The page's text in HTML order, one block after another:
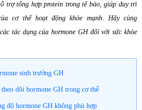
trợ tổng hợp protein trong tế bào, giúp duy trì
cơ thể hoạt động khỏe mạnh. Hãy cùng
tác dụng của hormone GH đối với sức khỏe
sinh trưởng GH
dõi hormone GH trong cơ thể
độ hormone GH không phù hợp